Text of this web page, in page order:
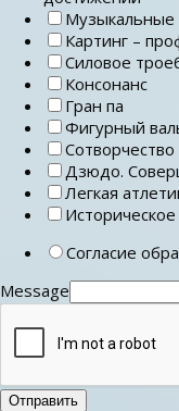
Музыкальные
Картинг –
Силовое
Консонанс
Гран па
Фигурный
Дзюдо.
Легкая
Согласие
Message
Отправить